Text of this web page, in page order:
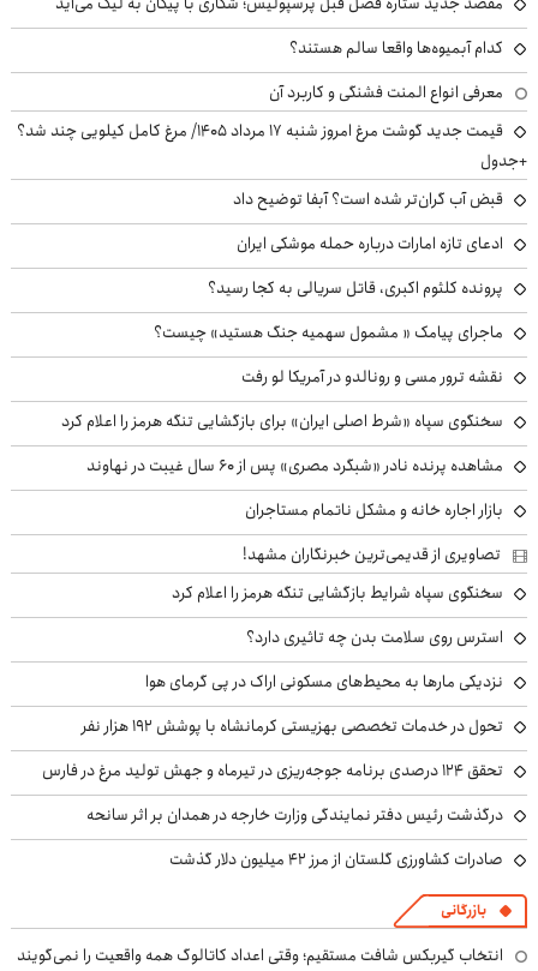
کدام آبمیوه‌ها واقعا سالم هستند؟
معرفی انواع المنت فشنگی و کاربرد آن
قیمت جدید گوشت مرغ امروز شنبه ۱۷ مرداد ۱۴۰۵/ مرغ کامل کیلویی چند شد؟
+جدول
قبض آب گران‌تر شده است؟ آبفا توضیح داد
ادعای تازه امارات درباره حمله موشکی ایران
پرونده کلثوم اکبری، قاتل سریالی به کجا رسید؟
ماجرای پیامک « مشمول سهمیه جنگ هستید» چیست؟
نقشه ترور مسی و رونالدو در آمریکا لو رفت
سخنگوی سپاه «شرط اصلی ایران» برای بازگشایی تنگه هرمز را اعلام کرد
مشاهده پرنده نادر «شبگرد مصری» پس از ۶۰ سال غیبت در نهاوند
بازار اجاره خانه و مشکل ناتمام مستاجران
تصاویری از قدیمی‌ترین خبرنگاران مشهد!
سخنگوی سپاه شرایط بازگشایی تنگه هرمز را اعلام کرد
استرس روی سلامت بدن چه تاثیری دارد؟
نزدیکی مارها به محیط‌های مسکونی اراک در پی گرمای هوا
تحول در خدمات تخصصی بهزیستی کرمانشاه با پوشش ۱۹۲ هزار نفر
تحقق ۱۲۴ درصدی برنامه جوجه‌ریزی در تیرماه و جهش تولید مرغ در فارس
درگذشت رئیس دفتر نمایندگی وزارت خارجه در همدان بر اثر سانحه
صادرات کشاورزی گلستان از مرز ۴۲ میلیون دلار گذشت
بازرگانی
انتخاب گیربکس شافت مستقیم؛ وقتی اعداد کاتالوگ همه واقعیت را نمی‌گویند